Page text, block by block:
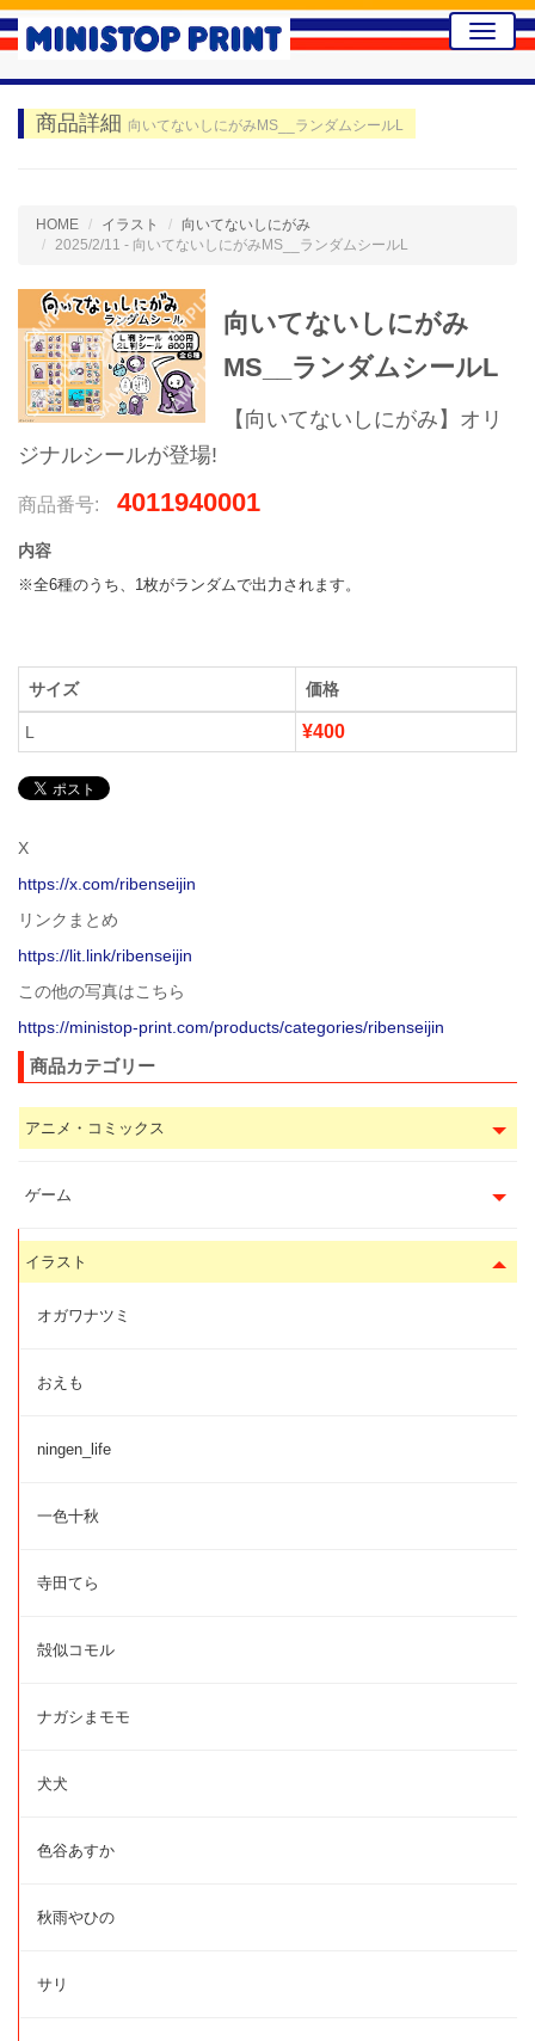
Toggle
商品詳細 向いてないしにがみMS__ランダムシールL
HOME イラスト
向いてないしにがみ
2025/2/11 - 向いてないしにがみMS__ランダムシールL
向いてないしにがみ
MS__ランダムシールL
【向いてないしにがみ】オリ
ジナルシールが登場!
商品番号: 4011940001
内容
※全6種のうち、1枚がランダムで出力されます。
サイズ 価格
L ¥400
X
https://x.com/ribenseijin
リンクまとめ
https://lit.link/ribenseijin
この他の写真はこちら
https://ministop-print.com/products/categories/ribenseijin
商品カテゴリー
アニメ・コミックス
ゲーム
イラスト
オガワナツミ
おえも
ningen_life
一色十秋
寺田てら
殻似コモル
ナガシまモモ
犬犬
色谷あすか
秋雨やひの
サリ